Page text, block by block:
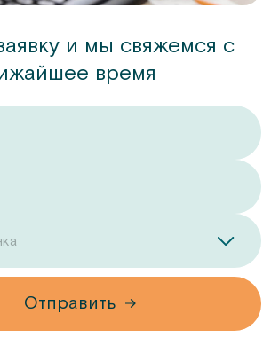
и мы свяжемся с
время
Отправить